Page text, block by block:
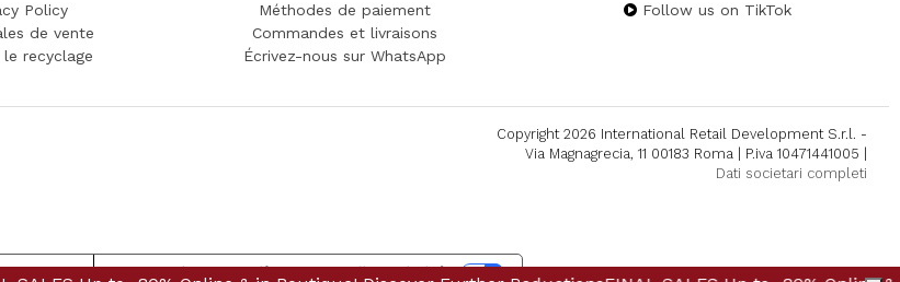
Policy
de vente
recyclage
Méthodes de paiement
Commandes et livraisons
Écrivez-nous sur WhatsApp
Follow us on TikTok
Copyright 2026 International Retail Development S.r.l. -
Via Magnagrecia, 11 00183 Roma | P.iva 10471441005 |
Dati societari completi
collecte Vos choix en matière de confidentialité